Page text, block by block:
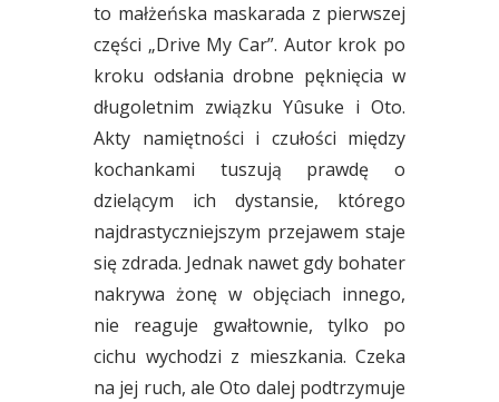
to małżeńska maskarada z pierwszej
części „Drive My Car”. Autor krok po
kroku odsłania drobne pęknięcia w
długoletnim związku Yûsuke i Oto.
Akty namiętności i czułości między
kochankami tuszują prawdę o
dzielącym ich dystansie, którego
najdrastyczniejszym przejawem staje
się zdrada. Jednak nawet gdy bohater
nakrywa żonę w objęciach innego,
nie reaguje gwałtownie, tylko po
cichu wychodzi z mieszkania. Czeka
na jej ruch, ale Oto dalej podtrzymuje